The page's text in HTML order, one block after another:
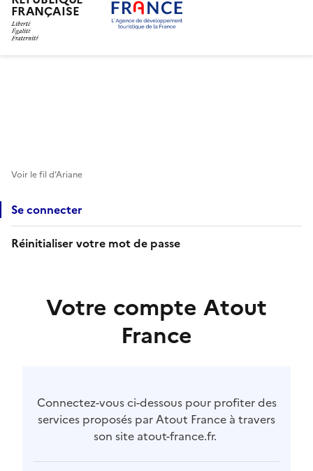
FRANÇAISE
Voir le fil d’Ariane
Se connecter
Réinitialiser votre mot de passe
Votre compte Atout
France
Connectez-vous ci-dessous pour profiter des
services proposés par Atout France à travers
son site atout-france.fr.